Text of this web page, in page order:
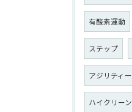
有酸素運動
ステップ
アジリティー
ハイクリーン